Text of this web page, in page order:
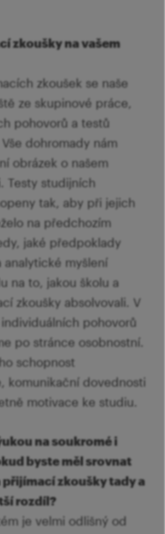
zkoušky na vašem
zkoušek se naše
ze skupinové práce,
pohovorů a testů
dohromady nám
obrázek o našem
Testy studijních
tak, aby při jejich
na předchozím
jaké předpoklady
myšlení
na to, jakou školu a
zkoušky absolvovali. V
pohovorů
po stránce osobnostní.
schopnost
komunikační dovednosti
motivace ke studiu.
na soukromé i
byste měl srovnat
zkoušky tady a
rozdíl?
je velmi odlišný od